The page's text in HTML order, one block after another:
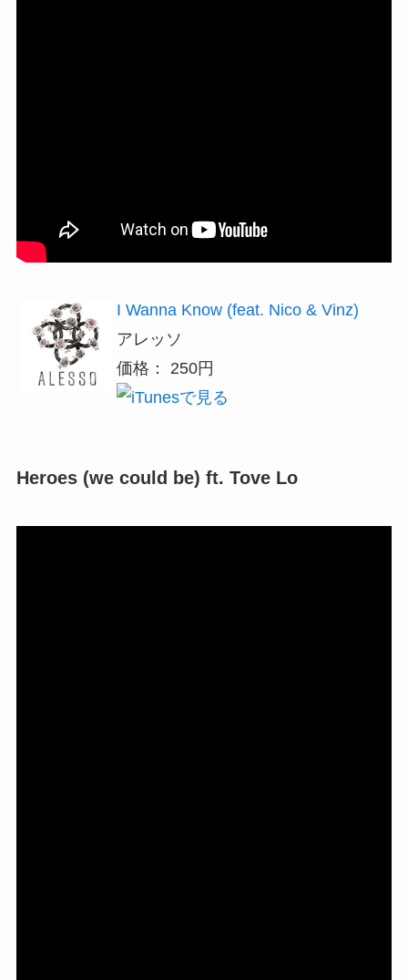
I Wanna Know (feat. Nico & Vinz)
アレッソ
価格： 250円
Heroes (we could be) ft. Tove Lo